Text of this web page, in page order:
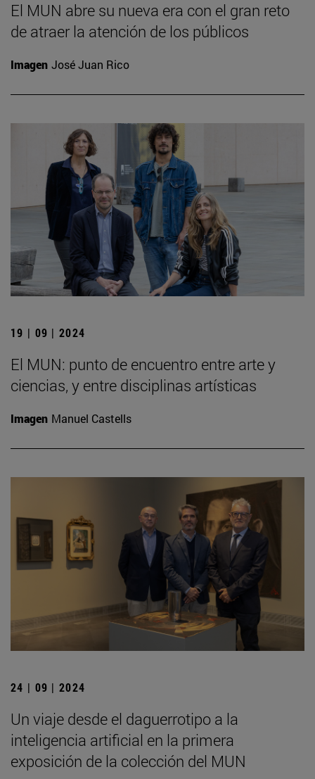
El MUN abre su nueva era con el gran reto
de atraer la atención de los públicos
Imagen José Juan Rico
19 | 09 | 2024
El MUN: punto de encuentro entre arte y
ciencias, y entre disciplinas artísticas
Imagen Manuel Castells
24 | 09 | 2024
Un viaje desde el daguerrotipo a la
inteligencia artificial en la primera
exposición de la colección del MUN